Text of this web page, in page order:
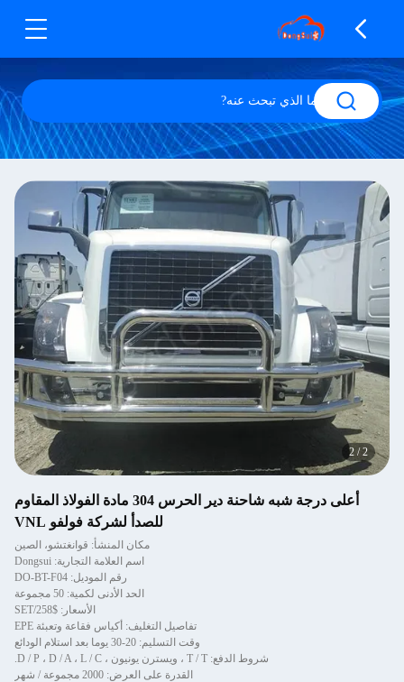
2 /2
أعلى درجة شبه شاحنة دير الحرس 304 مادة الفولاذ المقاوم
للصدأ لشركة فولفو VNL
مكان المنشأ: قوانغتشو، الصين
اسم العلامة التجارية: Dongsui
رقم الموديل: DO-BT-F04
الحد الأدنى لكمية: 50 مجموعة
الأسعار: $258/SET
تفاصيل التغليف: أكياس فقاعة وتعبئة EPE
وقت التسليم: 20-30 يوما بعد استلام الودائع
شروط الدفع: T / T ، ويسترن يونيون ، D / P ، D / A ، L / C.
القدرة على العرض: 2000 مجموعة / شهر